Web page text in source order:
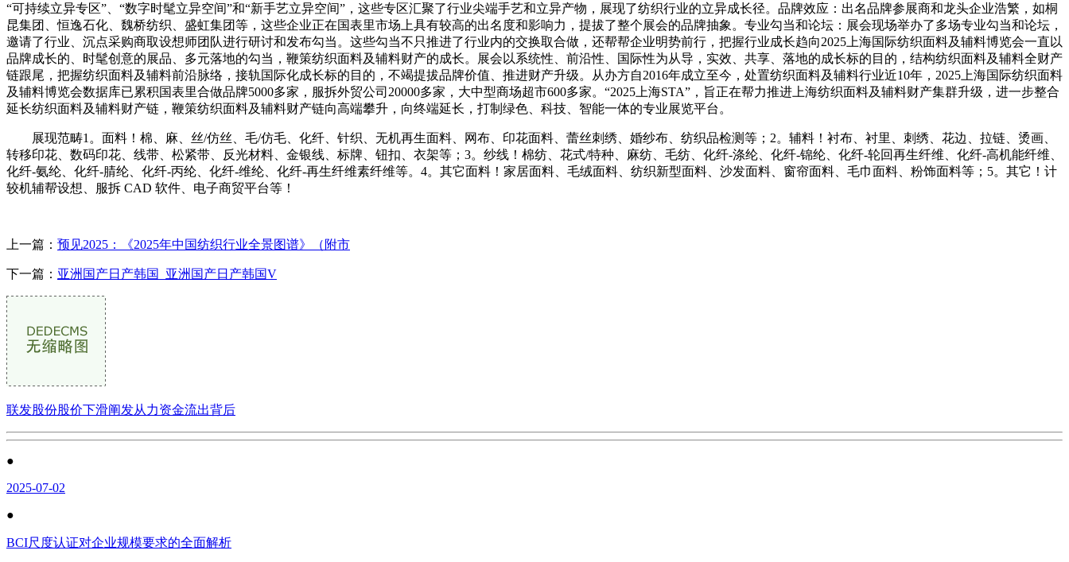
“可持续立异专区”、“数字时髦立异空间”和“新手艺立异空间”，这些专区汇聚了行业尖端手艺和立异产物，展现了纺织行业的立异成长径。品牌效应：出名品牌参展商和龙头企业浩繁，如桐
昆集团、恒逸石化、魏桥纺织、盛虹集团等，这些企业正在国表里市场上具有较高的出名度和影响力，提拔了整个展会的品牌抽象。专业勾当和论坛：展会现场举办了多场专业勾当和论坛，
邀请了行业、沉点采购商取设想师团队进行研讨和发布勾当。这些勾当不只推进了行业内的交换取合做，还帮帮企业明势前行，把握行业成长趋向2025上海国际纺织面料及辅料博览会一直以
品牌成长的、时髦创意的展品、多元落地的勾当，鞭策纺织面料及辅料财产的成长。展会以系统性、前沿性、国际性为从导，实效、共享、落地的成长标的目的，结构纺织面料及辅料全财产
链跟尾，把握纺织面料及辅料前沿脉络，接轨国际化成长标的目的，不竭提拔品牌价值、推进财产升级。从办方自2016年成立至今，处置纺织面料及辅料行业近10年，2025上海国际纺织面料
及辅料博览会数据库已累积国表里合做品牌5000多家，服拆外贸公司20000多家，大中型商场超市600多家。“2025上海STA”，旨正在帮力推进上海纺织面料及辅料财产集群升级，进一步整合
延长纺织面料及辅料财产链，鞭策纺织面料及辅料财产链向高端攀升，向终端延长，打制绿色、科技、智能一体的专业展览平台。
展现范畴1。面料！棉、麻、丝/仿丝、毛/仿毛、化纤、针织、无机再生面料、网布、印花面料、蕾丝刺绣、婚纱布、纺织品检测等；2。辅料！衬布、衬里、刺绣、花边、拉链、烫画、
转移印花、数码印花、线带、松紧带、反光材料、金银线、标牌、钮扣、衣架等；3。纱线！棉纺、花式/特种、麻纺、毛纺、化纤-涤纶、化纤-锦纶、化纤-轮回再生纤维、化纤-高机能纤维、
化纤-氨纶、化纤-腈纶、化纤-丙纶、化纤-维纶、化纤-再生纤维素纤维等。4。其它面料！家居面料、毛绒面料、纺织新型面料、沙发面料、窗帘面料、毛巾面料、粉饰面料等；5。其它！计
较机辅帮设想、服拆 CAD 软件、电子商贸平台等！
上一篇： 预见2025：《2025年中国纺织行业全景图谱》（附市
下一篇： 亚洲国产日产韩国_亚洲国产日产韩国V
联发股份股价下滑阐发从力资金流出背后
●
2025-07-02
●
BCI尺度认证对企业规模要求的全面解析